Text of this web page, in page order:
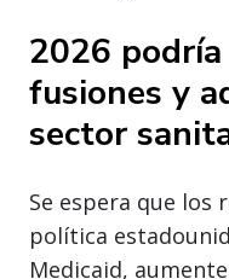
2026
fusiones y
sector
Se espera que los
política
Medicaid,